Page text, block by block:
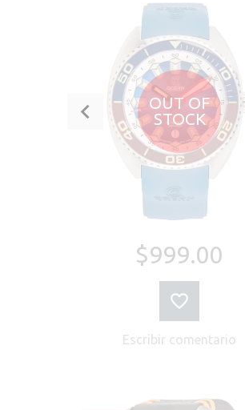
OUT OF
STOCK
$999.00
Escribir comentario